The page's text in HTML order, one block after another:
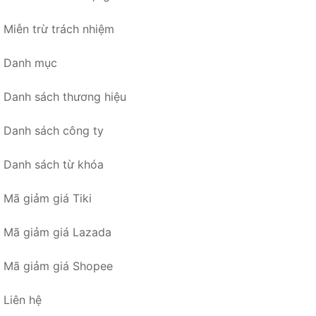
Miễn trừ trách nhiệm
Danh mục
Danh sách thương hiệu
Danh sách công ty
Danh sách từ khóa
Mã giảm giá Tiki
Mã giảm giá Lazada
Mã giảm giá Shopee
Liên hệ